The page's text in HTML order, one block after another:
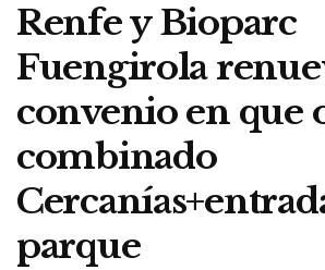
Renfe y Bioparc
Fuengirola
convenio en que
combinado
parque